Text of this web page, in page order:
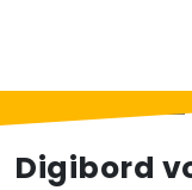
Digibord